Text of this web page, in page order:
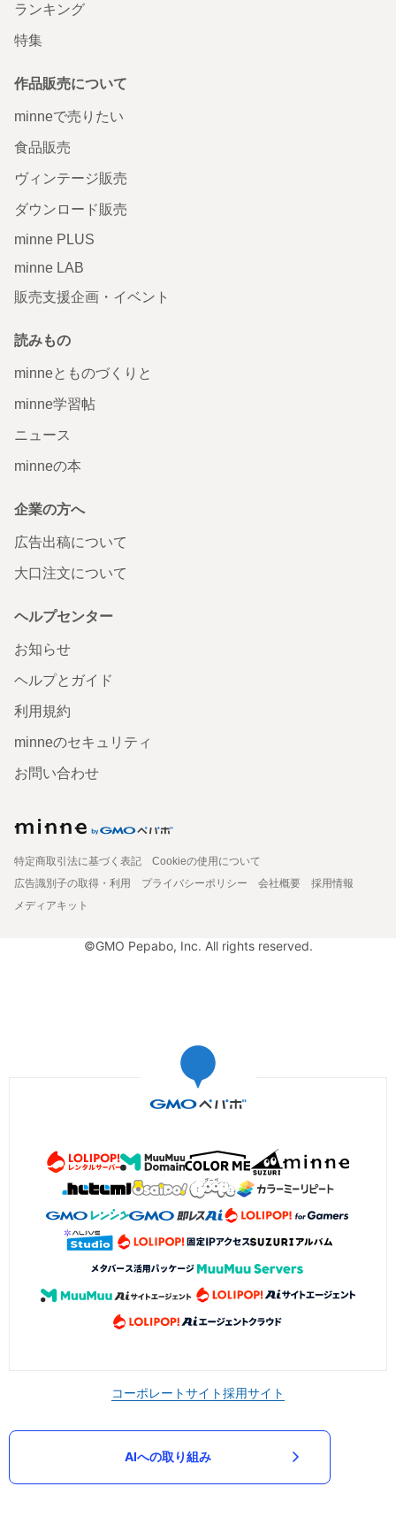
ランキング
特集
作品販売について
minneで売りたい
食品販売
ヴィンテージ販売
ダウンロード販売
minne PLUS
minne LAB
販売支援企画・イベント
読みもの
minneとものづくりと
minne学習帖
ニュース
minneの本
企業の方へ
広告出稿について
大口注文について
ヘルプセンター
お知らせ
ヘルプとガイド
利用規約
minneのセキュリティ
お問い合わせ
特定商取引法に基づく表記
Cookieの使用について
広告識別子の取得・利用
プライバシーポリシー 会社概要
採用情報
メディアキット
©GMO Pepabo, Inc. All rights reserved.
コーポレートサイト採用サイト
AIへの取り組み